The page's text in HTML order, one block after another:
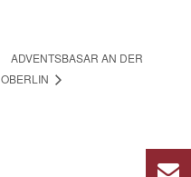
ADVENTSBASAR AN DER
OBERLIN